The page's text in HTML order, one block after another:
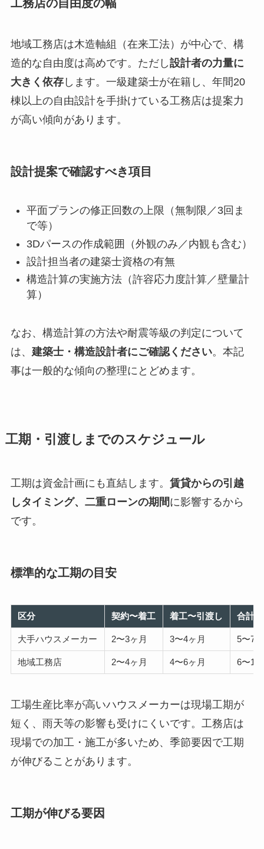
工務店の自由度の幅
地域工務店は木造軸組（在来工法）が中心で、構
造的な自由度は高めです。ただし設計者の力量に
大きく依存します。一級建築士が在籍し、年間20
棟以上の自由設計を手掛けている工務店は提案力
が高い傾向があります。
設計提案で確認すべき項目
平面プランの修正回数の上限（無制限／3回ま
で等）
3Dパースの作成範囲（外観のみ／内観も含む）
設計担当者の建築士資格の有無
構造計算の実施方法（許容応力度計算／壁量計
算）
なお、構造計算の方法や耐震等級の判定について
は、 建築士・構造設計者にご確認ください。本記
事は一般的な傾向の整理にとどめます。
工期・引渡しまでのスケジュール
工期は資金計画にも直結します。 賃貸からの引越
しタイミング、二重ローンの期間に影響するから
です。
標準的な工期の目安
区分 契約〜着工 着工〜引渡し 合計
大手ハウスメーカー 2〜3ヶ月 3〜4ヶ月 5〜7
地域工務店 2〜4ヶ月 4〜6ヶ月 6〜10
工場生産比率が高いハウスメーカーは現場工期が
短く、雨天等の影響も受けにくいです。工務店は
現場での加工・施工が多いため、季節要因で工期
が伸びることがあります。
工期が伸びる要因